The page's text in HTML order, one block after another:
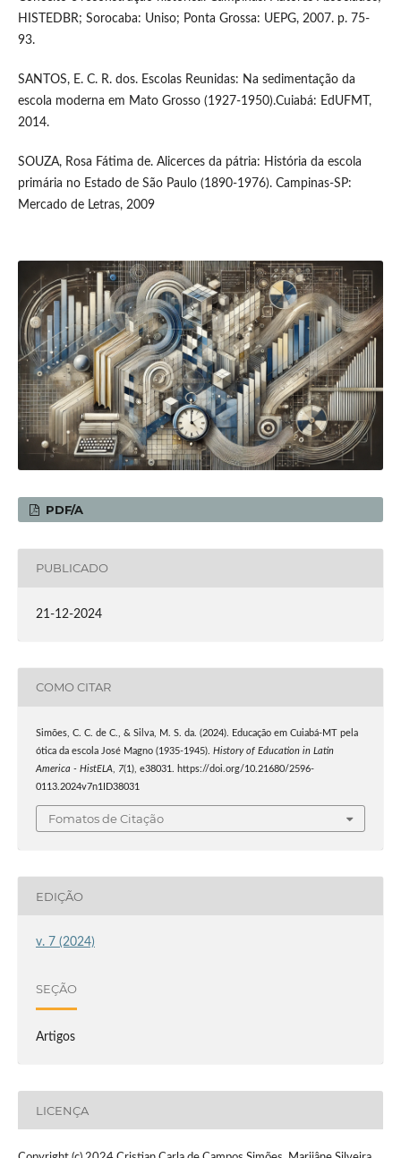
HISTEDBR; Sorocaba: Uniso; Ponta Grossa: UEPG, 2007. p. 75-
93.
SANTOS, E. C. R. dos. Escolas Reunidas: Na sedimentação da
escola moderna em Mato Grosso (1927-1950).Cuiabá: EdUFMT,
2014.
SOUZA, Rosa Fátima de. Alicerces da pátria: História da escola
primária no Estado de São Paulo (1890-1976). Campinas-SP:
Mercado de Letras, 2009
PDF/A
PUBLICADO
21-12-2024
COMO CITAR
Simões, C. C. de C., & Silva, M. S. da. (2024). Educação em Cuiabá-MT pela
ótica da escola José Magno (1935-1945). History of Education in Latin
America - HistELA, 7(1), e38031. https://doi.org/10.21680/2596-
0113.2024v7n1ID38031
Fomatos de Citação
EDIÇÃO
v. 7 (2024)
SEÇÃO
Artigos
LICENÇA